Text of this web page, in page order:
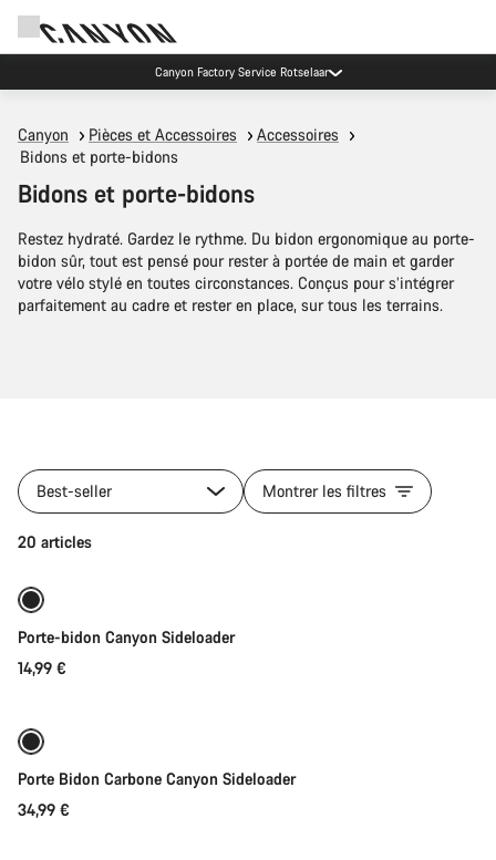
Canyon Factory Service Rotselaar
Canyon Pièces et Accessoires
Accessoires
Bidons et porte-bidons
Bidons et porte-bidons
Restez hydraté. Gardez le rythme. Du bidon ergonomique au porte-
bidon sûr, tout est pensé pour rester à portée de main et garder
votre vélo stylé en toutes circonstances. Conçus pour s’intégrer
parfaitement au cadre et rester en place, sur tous les terrains.
Best-seller Montrer les filtres
20 articles
Porte-bidon Canyon Sideloader
14,99 €
Porte Bidon Carbone Canyon Sideloader
34,99 €